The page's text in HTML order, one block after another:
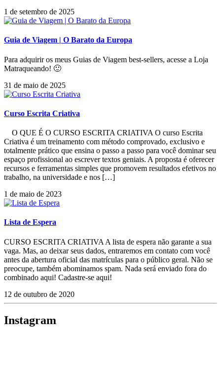
1 de setembro de 2025
Guia de Viagem | O Barato da Europa
Para adquirir os meus Guias de Viagem best-sellers, acesse a Loja
Matraqueando! 🙂
31 de maio de 2025
Curso Escrita Criativa
O QUE É O CURSO ESCRITA CRIATIVA O curso Escrita
Criativa é um treinamento com método comprovado, exclusivo e
totalmente prático que ensina o passo a passo para você dominar seu
espaço profissional ao escrever textos geniais. A proposta é oferecer
recursos e ferramentas simples que promovem resultados efetivos no
trabalho, na universidade e nos […]
1 de maio de 2023
Lista de Espera
CURSO ESCRITA CRIATIVA A lista de espera não garante a sua
vaga. Mas, ao deixar seus dados, entraremos em contato com você
antes da abertura oficial das matrículas para o público geral. Não se
preocupe, também abominamos spam. Nada será enviado fora do
combinado aqui! Cadastre-se aqui!
12 de outubro de 2020
Instagram